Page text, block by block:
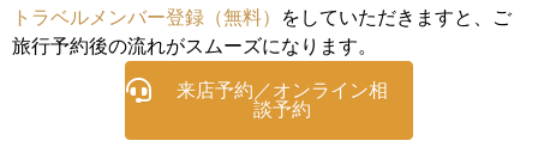
トラベルメンバー登録（無料）
をしていただきますと、ご
旅行予約後の流れがスムーズになります。
来店予約／オンライン相
談予約